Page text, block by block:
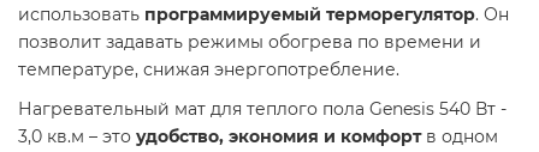
использовать программируемый терморегулятор. Он
позволит задавать режимы обогрева по времени и
температуре, снижая энергопотребление.
Нагревательный мат для теплого пола Genesis 540 Вт -
3,0 кв.м – это удобство, экономия и комфортв одном